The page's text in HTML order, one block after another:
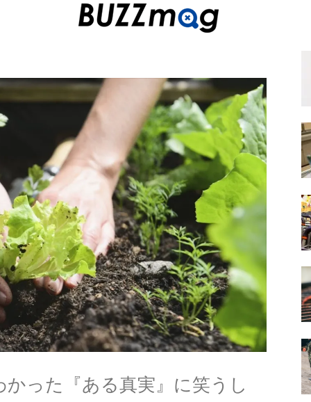
った『ある真実』に笑うし